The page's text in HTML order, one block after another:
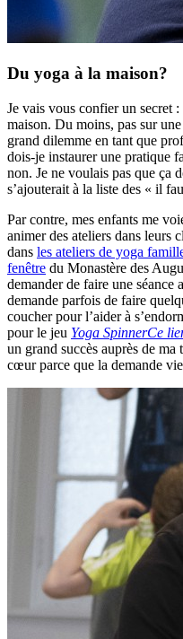
Du yoga à la maison?
Je vais vous confier un secret
maison. Du moins, pas sur
grand dilemme en tant que
dois-je instaurer une pratique
non. Je ne voulais pas que ça
s’ajouterait à la liste des « il
Par contre, mes enfants me
animer des ateliers dans leurs
dans les ateliers de yoga
fenêtre du Monastère des
demander de faire une
demande parfois de faire
coucher pour l’aider à
pour le jeu Yoga SpinnerCe
un grand succès auprès de
cœur parce que la demande